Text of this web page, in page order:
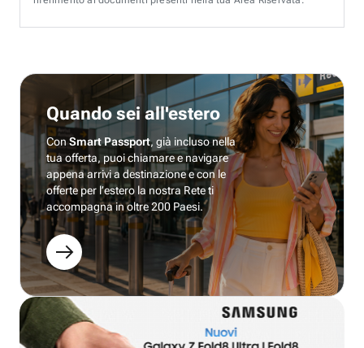
Quando sei all'estero
ConSmart Passport, già incluso nella
tua offerta, puoi chiamare e navigare
appena arrivi a destinazione e con le
offerte per l’estero la nostra Rete ti
accompagna in oltre 200 Paesi.